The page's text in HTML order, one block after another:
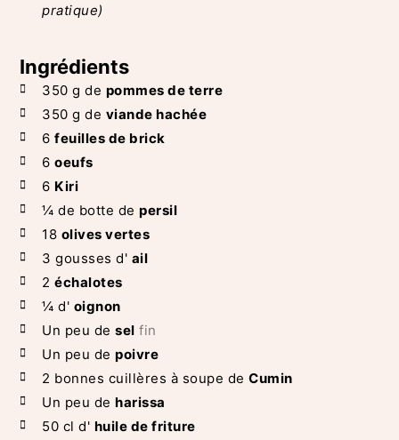
pratique)
Ingrédients
350 g de pommes de terre
350 g de viande hachée
6 feuilles de brick
6 oeufs
6 Kiri
¼ de botte de persil
18 olives vertes
3 gousses d' ail
2 échalotes
¼ d' oignon
Un peu de sel fin
Un peu de poivre
2 bonnes cuillères à soupe de Cumin
Un peu de harissa
50 cl d' huile de friture